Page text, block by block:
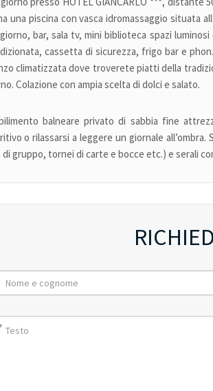
una piscina con vasca idromassaggio situata
bar, sala tv, mini biblioteca spazi
cassetta di sicurezza, frigo bar e
climatizzata dove troverete piatti della
Colazione con ampia scelta di dolci e salato.
balneare privato di sabbia fine
o rilassarsi a leggere un giornale
di gruppo, tornei di carte e bocce etc.) e serali